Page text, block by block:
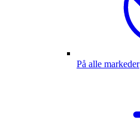
På alle markeder